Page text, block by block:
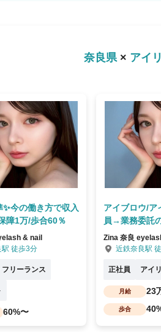
奈良県 × アイ
今の働き方で収入
障1万/歩合60％
& nail
徒歩3分
リーランス
60%〜
アイブロウ/ア
員→業務委託
Zina 奈良
近鉄奈良駅
正社員 アイ
月給 23
歩合